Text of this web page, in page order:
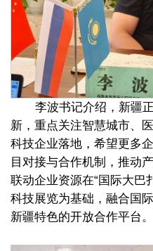
李波书记介绍，新疆正
新，重点关注智慧城市、
科技企业落地，希望更多
目对接与合作机制，推动
联动企业资源在“国际大巴
科技展览为基础，融合国
新疆特色的开放合作平台。